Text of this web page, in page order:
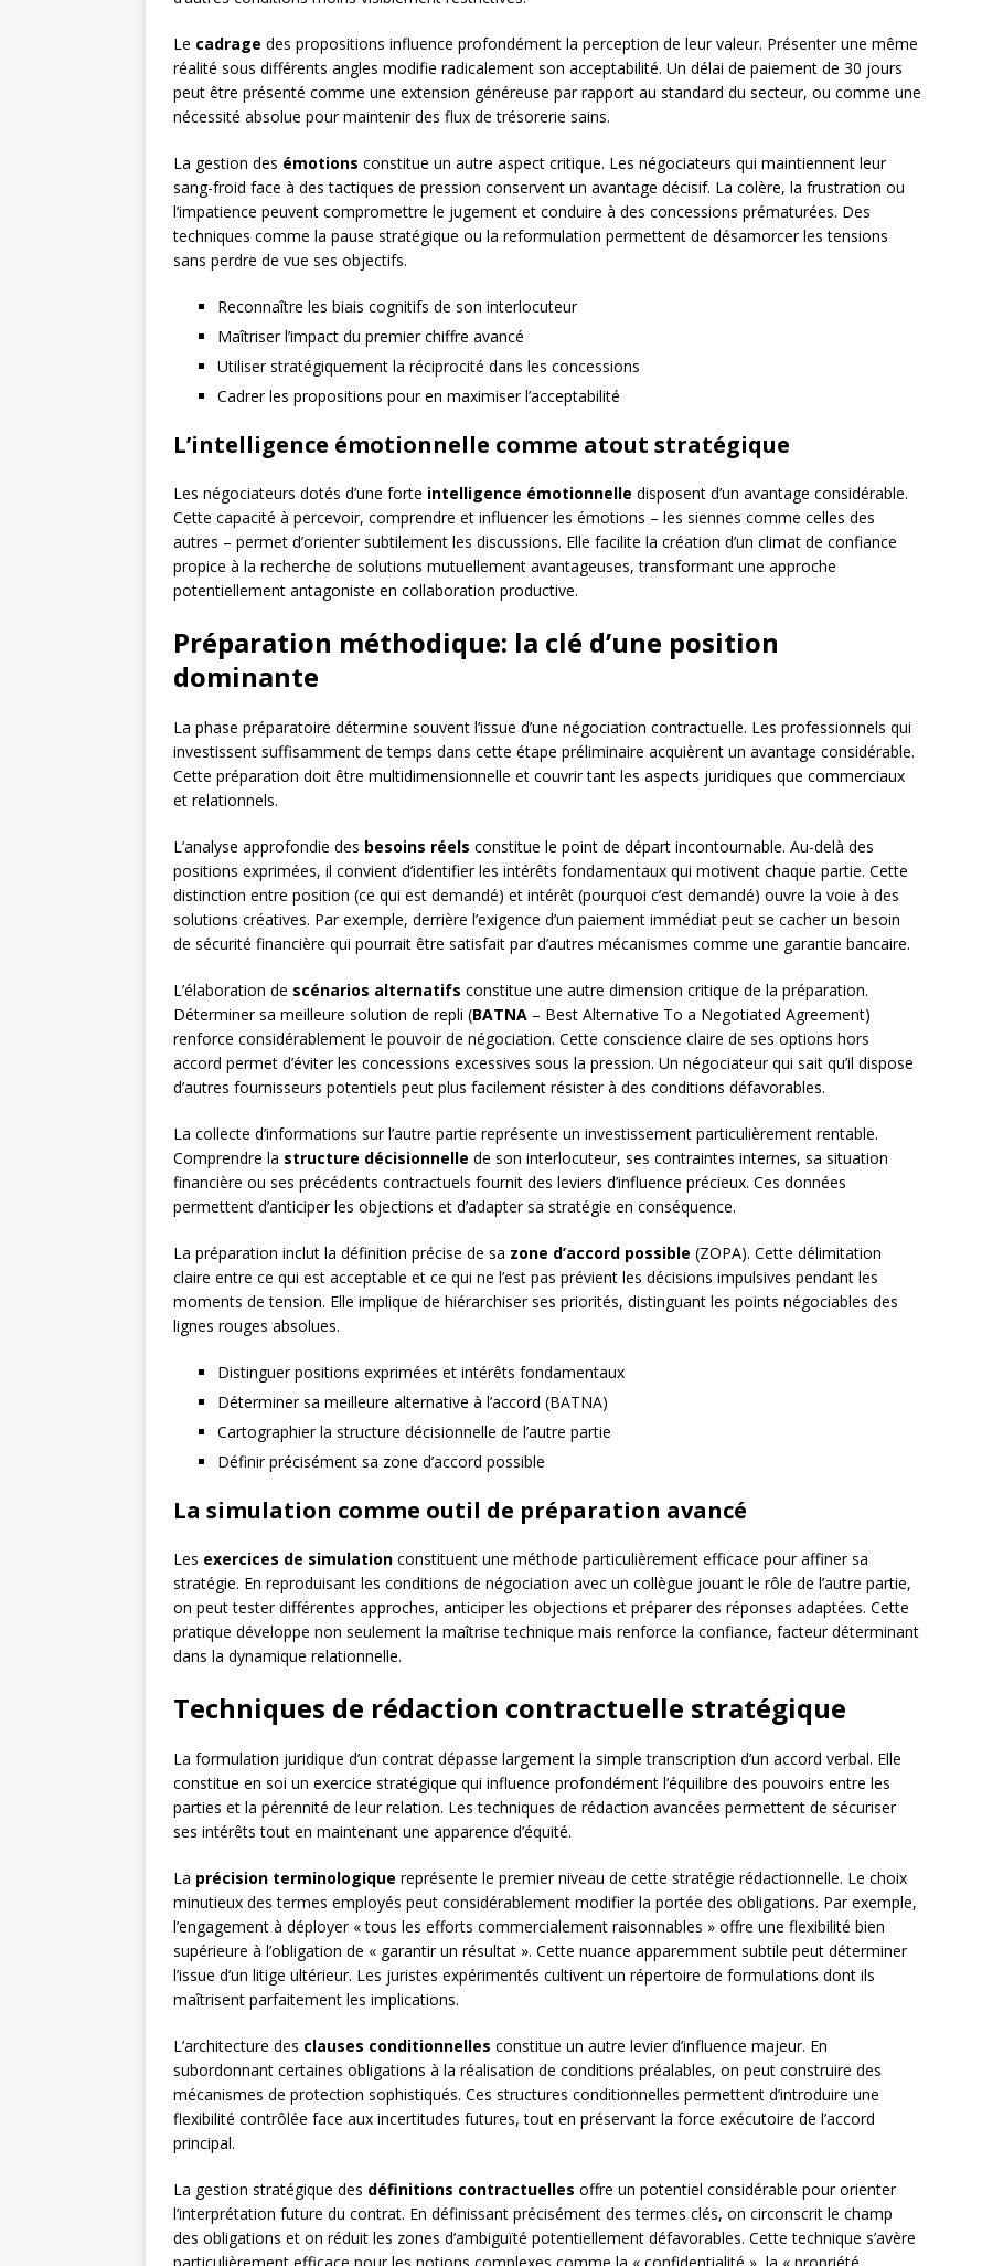
Le cadrage des propositions influence profondément la perception de leur valeur. Présenter une même
réalité sous différents angles modifie radicalement son acceptabilité. Un délai de paiement de 30 jours
peut être présenté comme une extension généreuse par rapport au standard du secteur, ou comme une
nécessité absolue pour maintenir des flux de trésorerie sains.
La gestion des émotions constitue un autre aspect critique. Les négociateurs qui maintiennent leur
sang-froid face à des tactiques de pression conservent un avantage décisif. La colère, la frustration ou
l’impatience peuvent compromettre le jugement et conduire à des concessions prématurées. Des
techniques comme la pause stratégique ou la reformulation permettent de désamorcer les tensions
sans perdre de vue ses objectifs.
Reconnaître les biais cognitifs de son interlocuteur
Maîtriser l’impact du premier chiffre avancé
Utiliser stratégiquement la réciprocité dans les concessions
Cadrer les propositions pour en maximiser l’acceptabilité
L’intelligence émotionnelle comme atout stratégique
Les négociateurs dotés d’une forte intelligence émotionnelle disposent d’un avantage considérable.
Cette capacité à percevoir, comprendre et influencer les émotions – les siennes comme celles des
autres – permet d’orienter subtilement les discussions. Elle facilite la création d’un climat de confiance
propice à la recherche de solutions mutuellement avantageuses, transformant une approche
potentiellement antagoniste en collaboration productive.
Préparation méthodique: la clé d’une position
dominante
La phase préparatoire détermine souvent l’issue d’une négociation contractuelle. Les professionnels qui
investissent suffisamment de temps dans cette étape préliminaire acquièrent un avantage considérable.
Cette préparation doit être multidimensionnelle et couvrir tant les aspects juridiques que commerciaux
et relationnels.
L’analyse approfondie des besoins réels constitue le point de départ incontournable. Au-delà des
positions exprimées, il convient d’identifier les intérêts fondamentaux qui motivent chaque partie. Cette
distinction entre position (ce qui est demandé) et intérêt (pourquoi c’est demandé) ouvre la voie à des
solutions créatives. Par exemple, derrière l’exigence d’un paiement immédiat peut se cacher un besoin
de sécurité financière qui pourrait être satisfait par d’autres mécanismes comme une garantie bancaire.
L’élaboration de scénarios alternatifs constitue une autre dimension critique de la préparation.
Déterminer sa meilleure solution de repli (BATNA – Best Alternative To a Negotiated Agreement)
renforce considérablement le pouvoir de négociation. Cette conscience claire de ses options hors
accord permet d’éviter les concessions excessives sous la pression. Un négociateur qui sait qu’il dispose
d’autres fournisseurs potentiels peut plus facilement résister à des conditions défavorables.
La collecte d’informations sur l’autre partie représente un investissement particulièrement rentable.
Comprendre la structure décisionnelle de son interlocuteur, ses contraintes internes, sa situation
financière ou ses précédents contractuels fournit des leviers d’influence précieux. Ces données
permettent d’anticiper les objections et d’adapter sa stratégie en conséquence.
La préparation inclut la définition précise de sa zone d’accord possible (ZOPA). Cette délimitation
claire entre ce qui est acceptable et ce qui ne l’est pas prévient les décisions impulsives pendant les
moments de tension. Elle implique de hiérarchiser ses priorités, distinguant les points négociables des
lignes rouges absolues.
Distinguer positions exprimées et intérêts fondamentaux
Déterminer sa meilleure alternative à l’accord (BATNA)
Cartographier la structure décisionnelle de l’autre partie
Définir précisément sa zone d’accord possible
La simulation comme outil de préparation avancé
Les exercices de simulation constituent une méthode particulièrement efficace pour affiner sa
stratégie. En reproduisant les conditions de négociation avec un collègue jouant le rôle de l’autre partie,
on peut tester différentes approches, anticiper les objections et préparer des réponses adaptées. Cette
pratique développe non seulement la maîtrise technique mais renforce la confiance, facteur déterminant
dans la dynamique relationnelle.
Techniques de rédaction contractuelle stratégique
La formulation juridique d’un contrat dépasse largement la simple transcription d’un accord verbal. Elle
constitue en soi un exercice stratégique qui influence profondément l’équilibre des pouvoirs entre les
parties et la pérennité de leur relation. Les techniques de rédaction avancées permettent de sécuriser
ses intérêts tout en maintenant une apparence d’équité.
La précision terminologique représente le premier niveau de cette stratégie rédactionnelle. Le choix
minutieux des termes employés peut considérablement modifier la portée des obligations. Par exemple,
l’engagement à déployer « tous les efforts commercialement raisonnables » offre une flexibilité bien
supérieure à l’obligation de « garantir un résultat ». Cette nuance apparemment subtile peut déterminer
l’issue d’un litige ultérieur. Les juristes expérimentés cultivent un répertoire de formulations dont ils
maîtrisent parfaitement les implications.
L’architecture des clauses conditionnelles constitue un autre levier d’influence majeur. En
subordonnant certaines obligations à la réalisation de conditions préalables, on peut construire des
mécanismes de protection sophistiqués. Ces structures conditionnelles permettent d’introduire une
flexibilité contrôlée face aux incertitudes futures, tout en préservant la force exécutoire de l’accord
principal.
La gestion stratégique des définitions contractuelles offre un potentiel considérable pour orienter
l’interprétation future du contrat. En définissant précisément des termes clés, on circonscrit le champ
des obligations et on réduit les zones d’ambiguïté potentiellement défavorables. Cette technique s’avère